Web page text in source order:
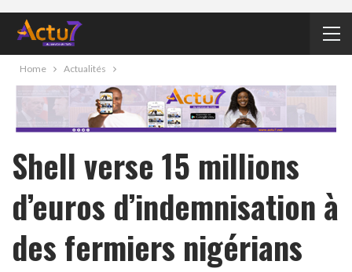
Home Actualités
Shell verse 15 millions
d’euros d’indemnisation à
des fermiers nigérians